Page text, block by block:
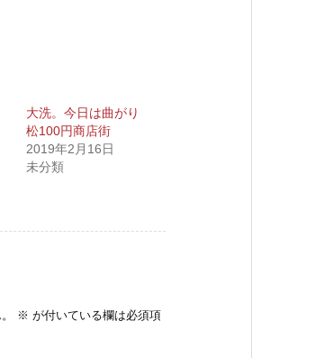
大洗。今日は曲がり
松100円商店街
2019年2月16日
未分類
※ が付いている欄は必須項